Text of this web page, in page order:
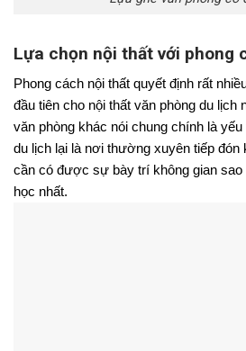
Lựa chọn nội thất với phong
Phong cách nội thất quyết định rất
đầu tiên cho nội thất văn phòng du lịch
văn phòng khác nói chung chính là
du lịch lại là nơi thường xuyên tiếp đón
cần có được sự bày trí không gian sao
học nhất.